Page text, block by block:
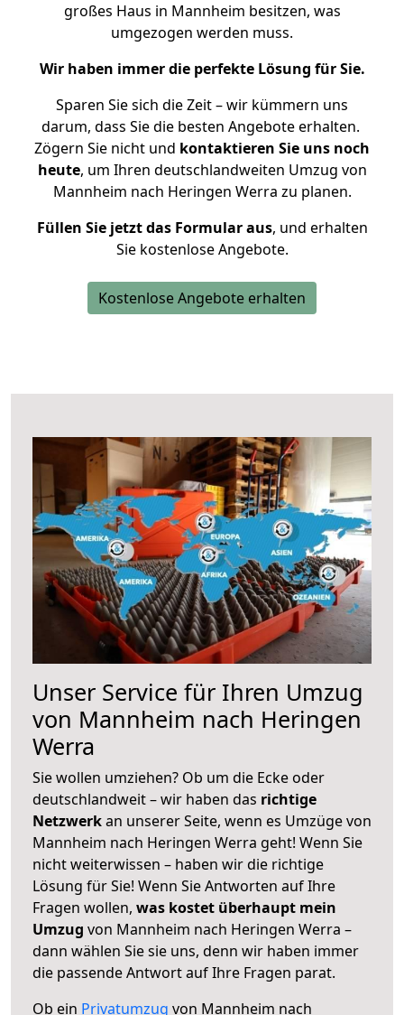
großes Haus in Mannheim besitzen, was
umgezogen werden muss.
Wir haben immer die perfekte Lösung für Sie.
Sparen Sie sich die Zeit – wir kümmern uns
darum, dass Sie die besten Angebote erhalten.
Zögern Sie nicht und kontaktieren Sie uns noch
heute, um Ihren deutschlandweiten Umzug von
Mannheim nach Heringen Werra zu planen.
Füllen Sie jetzt das Formular aus, und erhalten
Sie kostenlose Angebote.
Kostenlose Angebote erhalten
Unser Service für Ihren Umzug
von Mannheim nach Heringen
Werra
Sie wollen umziehen? Ob um die Ecke oder
deutschlandweit – wir haben das richtige
Netzwerkan unserer Seite, wenn es Umzüge von
Mannheim nach Heringen Werra geht! Wenn Sie
nicht weiterwissen – haben wir die richtige
Lösung für Sie! Wenn Sie Antworten auf Ihre
Fragen wollen, was kostet überhaupt mein
Umzug von Mannheim nach Heringen Werra –
dann wählen Sie sie uns, denn wir haben immer
die passende Antwort auf Ihre Fragen parat.
Ob ein Privatumzug von Mannheim nach